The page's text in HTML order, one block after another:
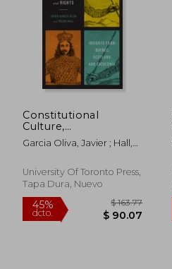
40%
dcto. $ 55.07
Constitutional
Culture,
Independence, and
Rights: Insights from
and Catalonia (en
Inglés)
Garcia Oliva, Javier ; Hall,
University Of Toronto Press,
Tapa Dura, Nuevo